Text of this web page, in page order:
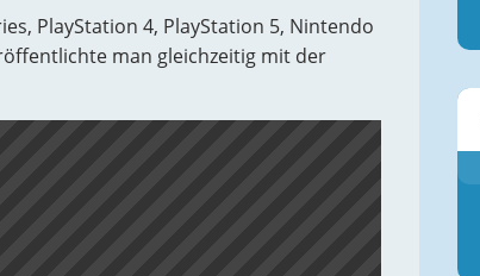
PlayStation 4, PlayStation 5, Nintendo
man gleichzeitig mit der